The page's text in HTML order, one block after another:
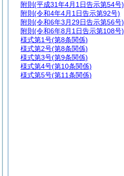
附則 (平成31年4月1日告示第54号)
附則 (令和4年4月1日告示第92号)
附則 (令和6年3月29日告示第56号)
附則 (令和6年8月1日告示第108号)
様式第1号(第8条関係)
様式第2号(第8条関係)
様式第3号(第9条関係)
様式第4号(第10条関係)
様式第5号(第11条関係)